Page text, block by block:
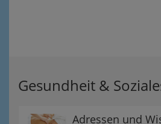
Gesundheit &
Adressen und